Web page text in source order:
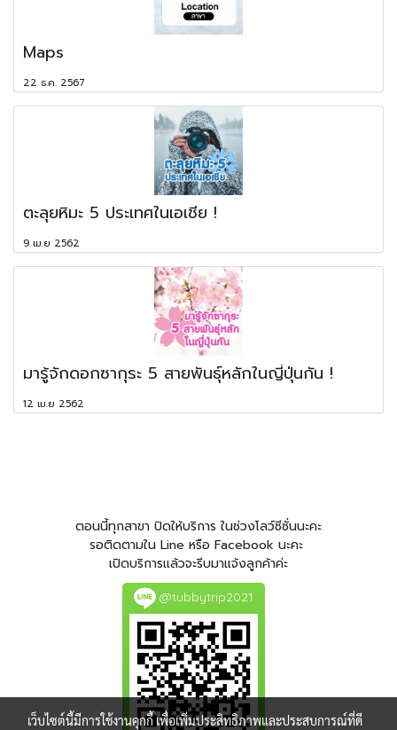
Maps
22 ธ.ค. 2567
ตะลุยหิมะ 5 ประเทศในเอเชีย !
9 เม.ย 2562
มารู้จักดอกซากุระ 5 สายพันธุ์หลักในญี่ปุ่นกัน !
12 เม.ย 2562
ตอนนี้ทุกสาขา ปิดให้บริการ ในช่วงโลว์ซีซั่นนะคะ
รอติดตามใน Line หรือ Facebook นะคะ
เปิดบริการแล้วจะรีบมาแจ้งลูกค้าค่ะ
@tubbytrip2021
เว็บไซต์นี้มีการใช้งานคุกกี้ เพื่อเพิ่มประสิทธิภาพและประสบการณ์ที่ดี